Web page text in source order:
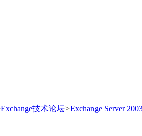
Exchange技术论坛>Exchange Server